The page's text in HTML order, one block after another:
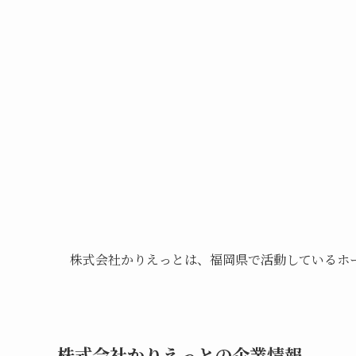
株式会社かりえっとは、福岡県で活動しているホ